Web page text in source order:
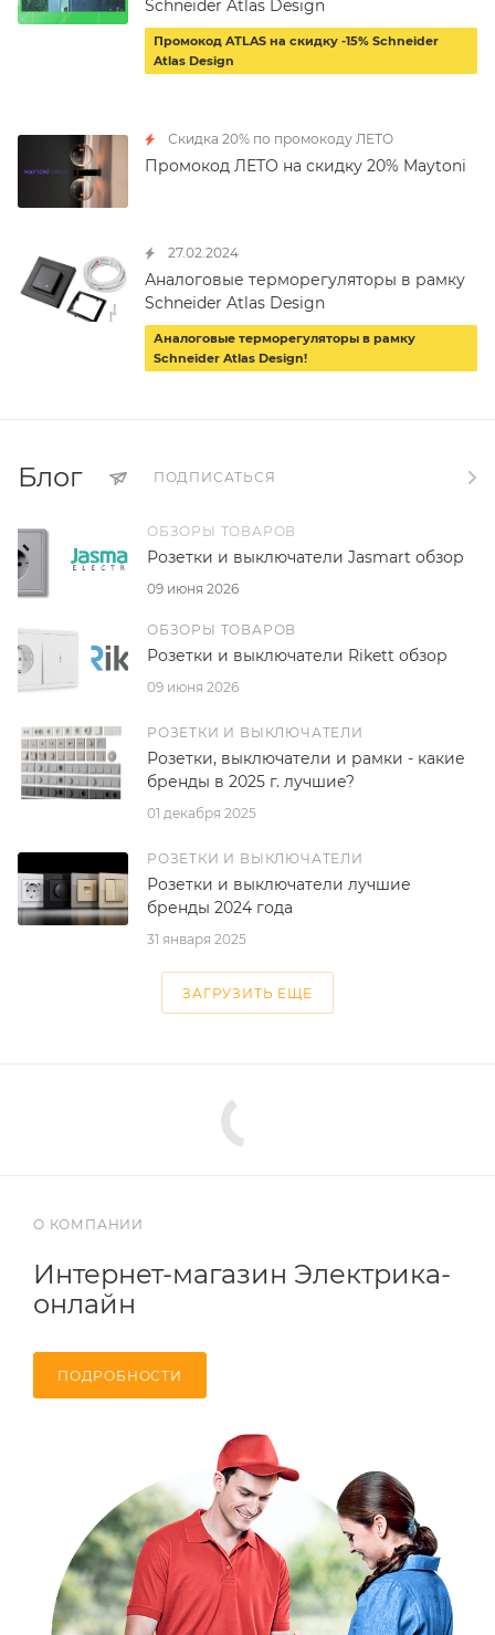
Schneider Atlas Design
Промокод ATLAS на скидку -15% Schneider
Atlas Design
Скидка 20% по промокоду ЛЕТО
Промокод ЛЕТО на скидку 20% Maytoni
27.02.2024
Аналоговые терморегуляторы в рамку
Schneider Atlas Design
Аналоговые терморегуляторы в рамку
Schneider Atlas Design!
Блог ПОДПИСАТЬСЯ
ОБЗОРЫ ТОВАРОВ
09 июня 2026
Розетки и выключатели Jasmart обзор
ОБЗОРЫ ТОВАРОВ
09 июня 2026
Розетки и выключатели Rikett обзор
РОЗЕТКИ И ВЫКЛЮЧАТЕЛИ
01 декабря 2025
Розетки, выключатели и рамки - какие
бренды в 2025 г. лучшие?
РОЗЕТКИ И ВЫКЛЮЧАТЕЛИ
31 января 2025
Розетки и выключатели лучшие
бренды 2024 года
ЗАГРУЗИТЬ ЕЩЕ
О КОМПАНИИ
Интернет-магазин Электрика-
онлайн
ПОДРОБНОСТИ